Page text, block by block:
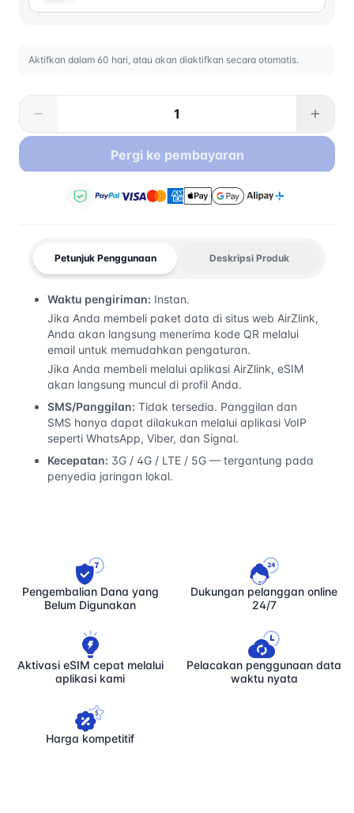
Aktifkan dalam 60 hari, atau akan diaktifkan secara otomatis.
Pergi ke pembayaran
Petunjuk Penggunaan Deskripsi Produk
Waktu pengiriman: Instan.
Jika Anda membeli paket data di situs web AirZlink,
Anda akan langsung menerima kode QR melalui
email untuk memudahkan pengaturan.
Jika Anda membeli melalui aplikasi AirZlink, eSIM
akan langsung muncul di profil Anda.
SMS/Panggilan: Tidak tersedia. Panggilan dan
SMS hanya dapat dilakukan melalui aplikasi VoIP
seperti WhatsApp, Viber, dan Signal.
Kecepatan: 3G / 4G / LTE / 5G — tergantung pada
penyedia jaringan lokal.
Pengembalian Dana yang
Belum Digunakan
Dukungan pelanggan online
24/7
Aktivasi eSIM cepat melalui
aplikasi kami
Pelacakan penggunaan data
waktu nyata
Harga kompetitif